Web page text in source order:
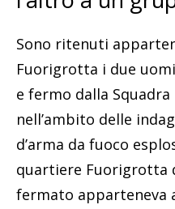
Sono ritenuti
Fuorigrotta i due
e fermo dalla
nell’ambito delle
d’arma da fuoco
quartiere Fuorigrotta
fermato apparteneva